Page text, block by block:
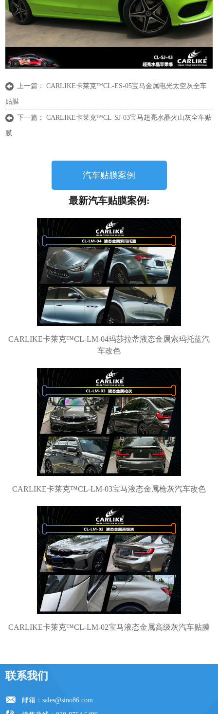
上一篇：CARLIKE卡莱克™CL-ES-05宝马金属电光太空灰全车
贴膜
下一篇：CARLIKE卡莱克™CL-SJ-03宝马超亮水晶火山灰全车贴
膜
汽车贴膜案例
最新汽车贴膜案例:
CARLIKE卡莱克™CL-LM-04玛莎拉蒂液态金属索玛托蓝汽
车改色
CARLIKE卡莱克™CL-LM-03宝马液态金属枪灰汽车改色
CARLIKE卡莱克™CL-LM-02宝马液态金属高级灰汽车贴膜
联系我们
邮箱：sales@sino86.com